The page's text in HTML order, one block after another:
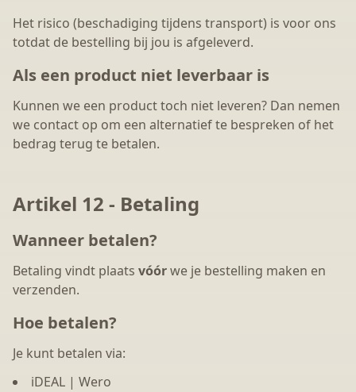
Het risico (beschadiging tijdens transport) is voor ons
totdat de bestelling bij jou is afgeleverd.
Als een product niet leverbaar is
Kunnen we een product toch niet leveren? Dan nemen
we contact op om een alternatief te bespreken of het
bedrag terug te betalen.
Artikel 12 - Betaling
Wanneer betalen?
Betaling vindt plaats vóórwe je bestelling maken en
verzenden.
Hoe betalen?
Je kunt betalen via:
iDEAL | Wero